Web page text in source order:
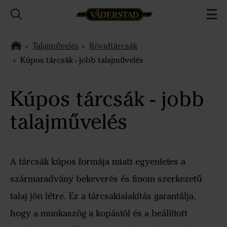
Talajművelés
Rövidtárcsák
Kúpos tárcsák - jobb talajművelés
Kúpos tárcsák - jobb
talajművelés
A tárcsák kúpos formája miatt egyenletes a
szármaradvány bekeverés és finom szerkezetű
talaj jön létre. Ez a tárcsakialakítás garantálja,
hogy a munkaszög a kopástól és a beállított